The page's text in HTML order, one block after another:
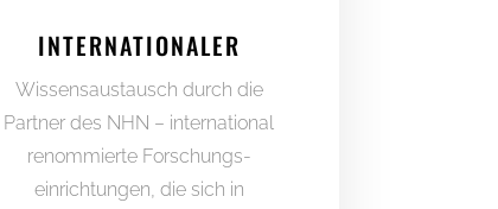
INTERNATIONALER
Wissensaustausch durch die
Partner des NHN – international
renommierte Forschungs-
einrichtungen, die sich in